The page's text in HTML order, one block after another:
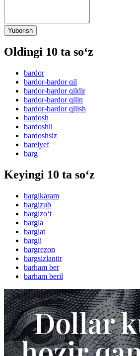
Yuborish
Oldingi 10 ta so‘z
bardor
bardor-bardor qil
bardor-bardor qildir
bardor-bardor qilin
bardor-bardor qilish
bardosh
bardoshli
bardoshsiz
barelyef
barg
Keyingi 10 ta so‘z
bargikaram
bargizub
bargizo‘t
bargla
barglat
bargli
bargrezon
bargsizlantir
barham ber
barham beril